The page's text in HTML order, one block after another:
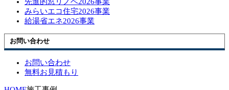
みらいエコ住宅2026事業
給湯省エネ2026事業
お問い合わせ
お問い合わせ
無料お見積もり